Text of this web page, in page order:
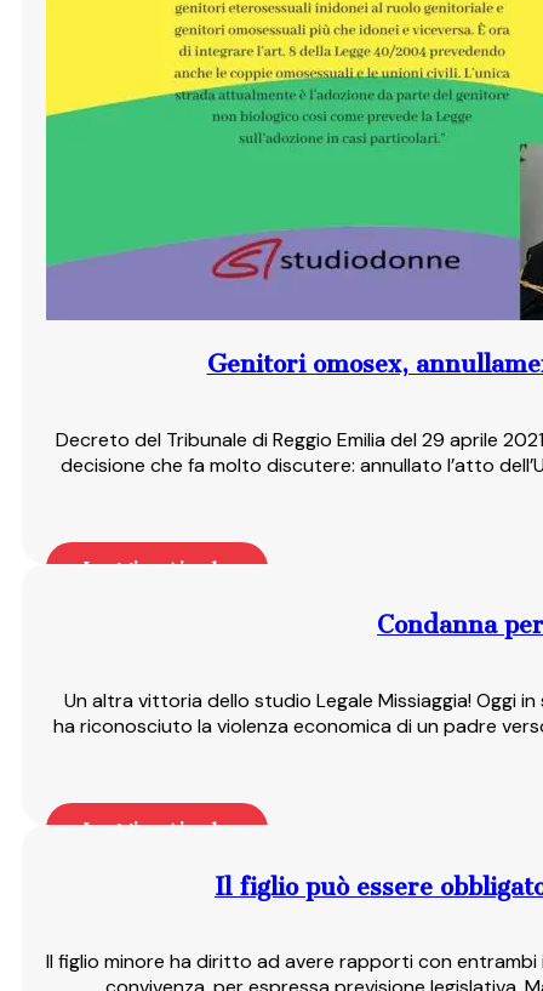
Genitori omosex,
Decreto del Tribunale di Reggio Emilia del 29 aprile
decisione che fa molto discutere: annullato l’atto
Leggi articolo
Condanna
Un altra vittoria dello studio Legale Missiaggia!
ha riconosciuto la violenza economica di un padre
Leggi articolo
Il figlio può essere
Il figlio minore ha diritto ad avere rapporti con